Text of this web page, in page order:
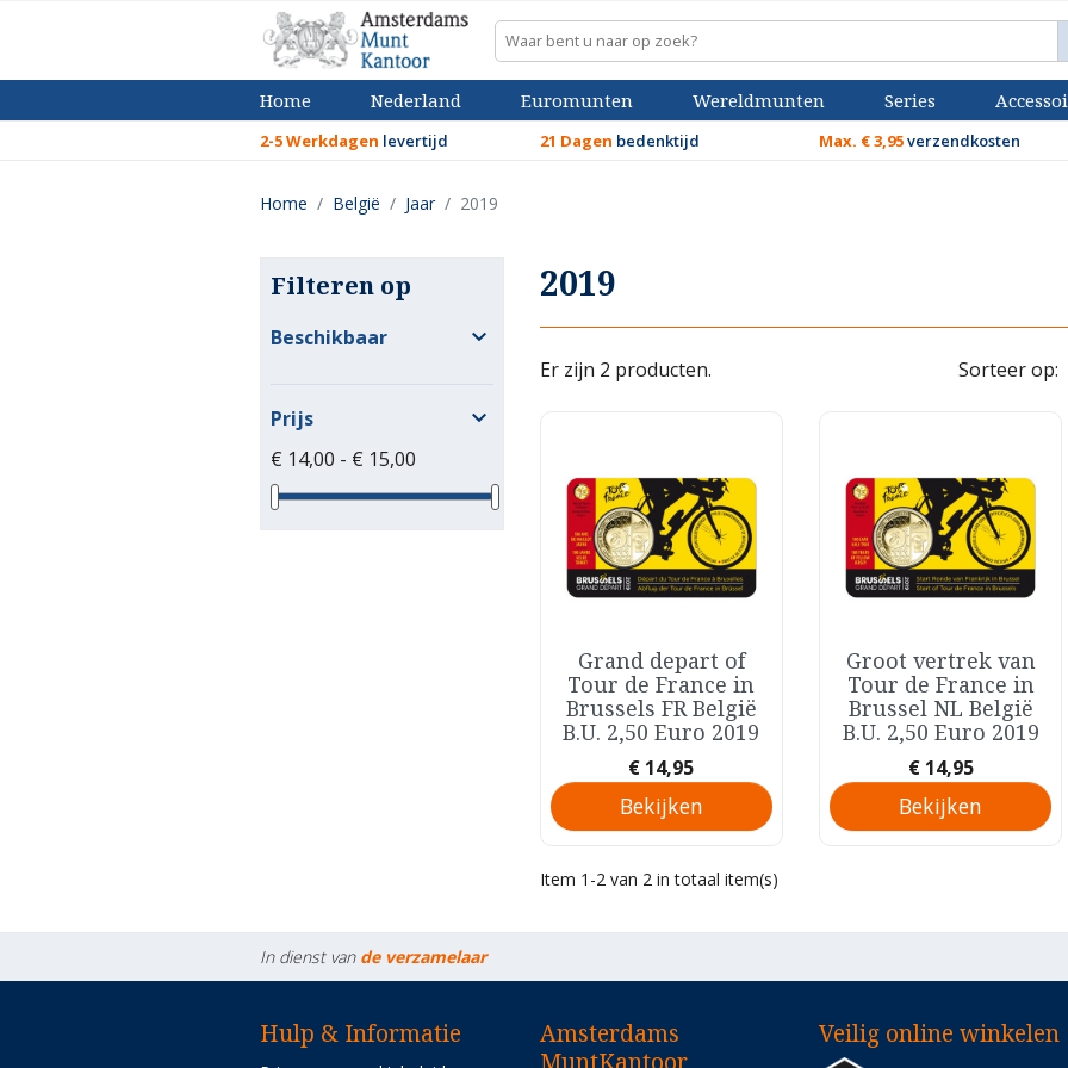
Home Nederland Euromunten Wereldmunten Series
2-5 Werkdagen levertijd 21 Dagen bedenktijd Max. € 3,95verzendkosten
Home België Jaar 2019
Filteren op
Beschikbaar 
Prijs 
€ 14,00 - € 15,00
2019
Er zijn 2 producten. Sorteer op:
Snel bekijken
Grand depart of
Tour de France in
Brussels FR België
B.U. 2,50 Euro 2019
Prijs
€ 14,95
Bekijken
Snel bekijken
Groot vertrek van
Tour de France in
Brussel NL België
B.U. 2,50 Euro 2019
Prijs
€ 14,95
Bekijken
Item 1-2 van 2 in totaal item(s)
In dienst van de verzamelaar
Hulp & Informatie
Amsterdams
Veilig online winkelen